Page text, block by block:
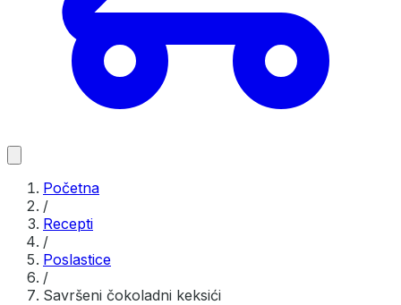
Početna
/
Recepti
/
Poslastice
/
Savršeni čokoladni keksići